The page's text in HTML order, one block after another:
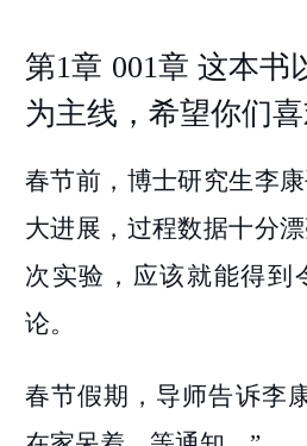
第1章 001章 这本书
为主线，希望你们